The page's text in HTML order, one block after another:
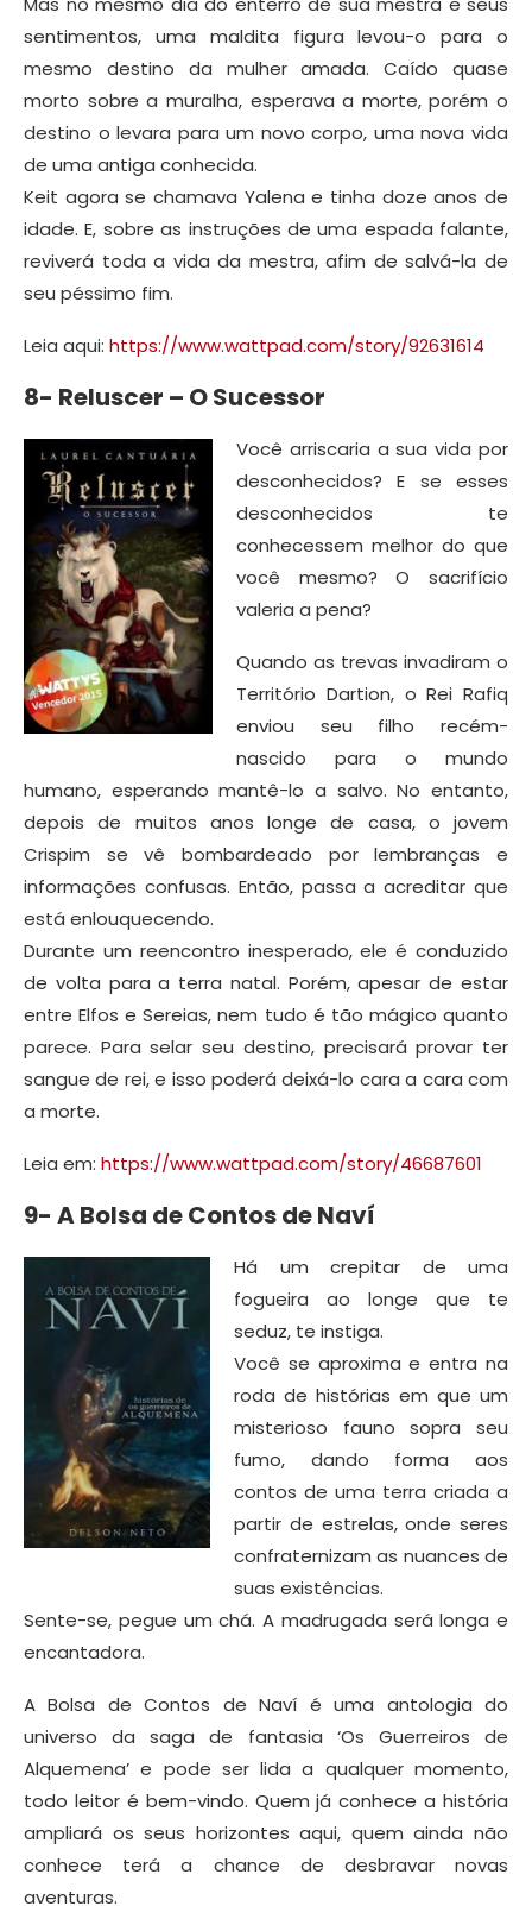
sentimentos, uma maldita figura levou-o para o
mesmo destino da mulher amada. Caído quase
morto sobre a muralha, esperava a morte, porém o
destino o levara para um novo corpo, uma nova vida
de uma antiga conhecida.
Keit agora se chamava Yalena e tinha doze anos de
idade. E, sobre as instruções de uma espada falante,
reviverá toda a vida da mestra, afim de salvá-la de
seu péssimo fim.
Leia aqui: https://www.wattpad.com/story/92631614
8- Reluscer – O Sucessor
Você arriscaria a sua vida por
desconhecidos? E se esses
desconhecidos te
conhecessem melhor do que
você mesmo? O sacrifício
valeria a pena?
Quando as trevas invadiram o
Território Dartion, o Rei Rafiq
enviou seu filho recém-
nascido para o mundo
humano, esperando mantê-lo a salvo. No entanto,
depois de muitos anos longe de casa, o jovem
Crispim se vê bombardeado por lembranças e
informações confusas. Então, passa a acreditar que
está enlouquecendo.
Durante um reencontro inesperado, ele é conduzido
de volta para a terra natal. Porém, apesar de estar
entre Elfos e Sereias, nem tudo é tão mágico quanto
parece. Para selar seu destino, precisará provar ter
sangue de rei, e isso poderá deixá-lo cara a cara com
a morte.
Leia em: https://www.wattpad.com/story/46687601
9- A Bolsa de Contos de Naví
Há um crepitar de uma
fogueira ao longe que te
seduz, te instiga.
Você se aproxima e entra na
roda de histórias em que um
misterioso fauno sopra seu
fumo, dando forma aos
contos de uma terra criada a
partir de estrelas, onde seres
confraternizam as nuances de
suas existências.
Sente-se, pegue um chá. A madrugada será longa e
encantadora.
A Bolsa de Contos de Naví é uma antologia do
universo da saga de fantasia ‘Os Guerreiros de
Alquemena’ e pode ser lida a qualquer momento,
todo leitor é bem-vindo. Quem já conhece a história
ampliará os seus horizontes aqui, quem ainda não
conhece terá a chance de desbravar novas
aventuras.